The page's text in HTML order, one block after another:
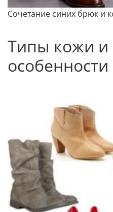
Сочетание синих брюк и
Типы кожи и
особенности